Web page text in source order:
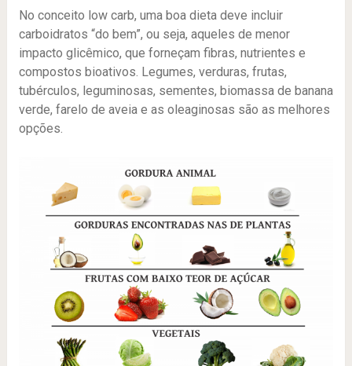
No conceito low carb, uma boa dieta deve incluir
carboidratos “do bem”, ou seja, aqueles de menor
impacto glicêmico, que forneçam fibras, nutrientes e
compostos bioativos. Legumes, verduras, frutas,
tubérculos, leguminosas, sementes, biomassa de banana
verde, farelo de aveia e as oleaginosas são as melhores
opções.